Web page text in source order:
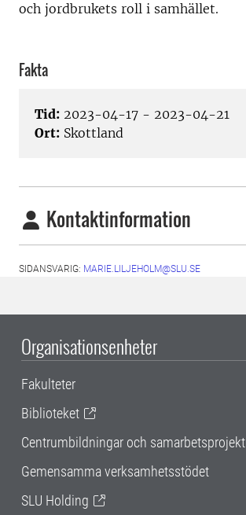
och jordbrukets roll i samhället.
Fakta
Tid: 2023-04-17 - 2023-04-21
Ort: Skottland
Kontaktinformation
SIDANSVARIG: MARIE.LILJEHOLM@SLU.SE
Organisationsenheter
Fakulteter
Biblioteket
Centrumbildningar och samarbetsprojekt
Gemensamma verksamhetsstödet
SLU Holding